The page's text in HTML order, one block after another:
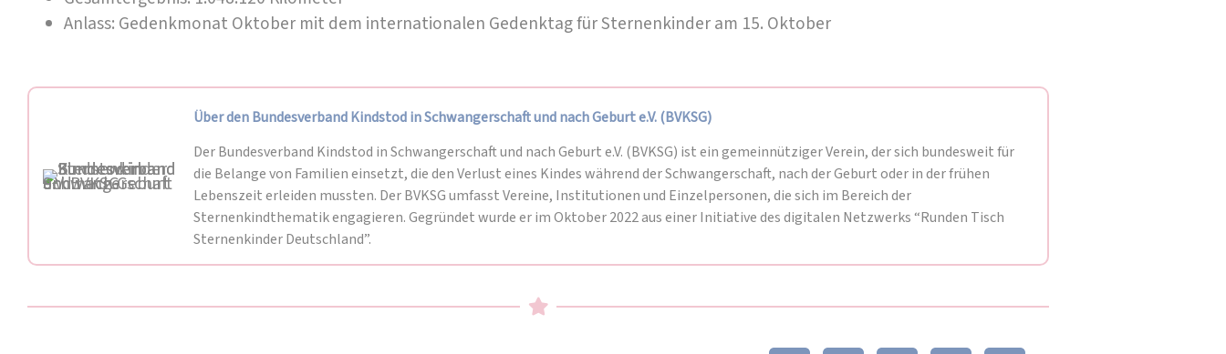
Anlass: Gedenkmonat Oktober mit dem internationalen Gedenktag für Sternenkinder am 15. Oktober
Über den Bundesverband Kindstod in Schwangerschaft und nach Geburt e.V. (BVKSG)
Der Bundesverband Kindstod in Schwangerschaft und nach Geburt e.V. (BVKSG) ist ein gemeinnütziger Verein, der sich bundesweit für
die Belange von Familien einsetzt, die den Verlust eines Kindes während der Schwangerschaft, nach der Geburt oder in der frühen
Lebenszeit erleiden mussten. Der BVKSG umfasst Vereine, Institutionen und Einzelpersonen, die sich im Bereich der
Sternenkindthematik engagieren. Gegründet wurde er im Oktober 2022 aus einer Initiative des digitalen Netzwerks “Runden Tisch
Sternenkinder Deutschland”.